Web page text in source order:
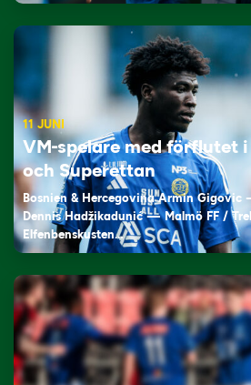
11 JUNI
VM-spelare med förflutet
och Superettan
Bosnien & Hercegovina Armin Gigovic
Dennis Hadžikadunić — Malmö FF /
Elfenbenskusten…